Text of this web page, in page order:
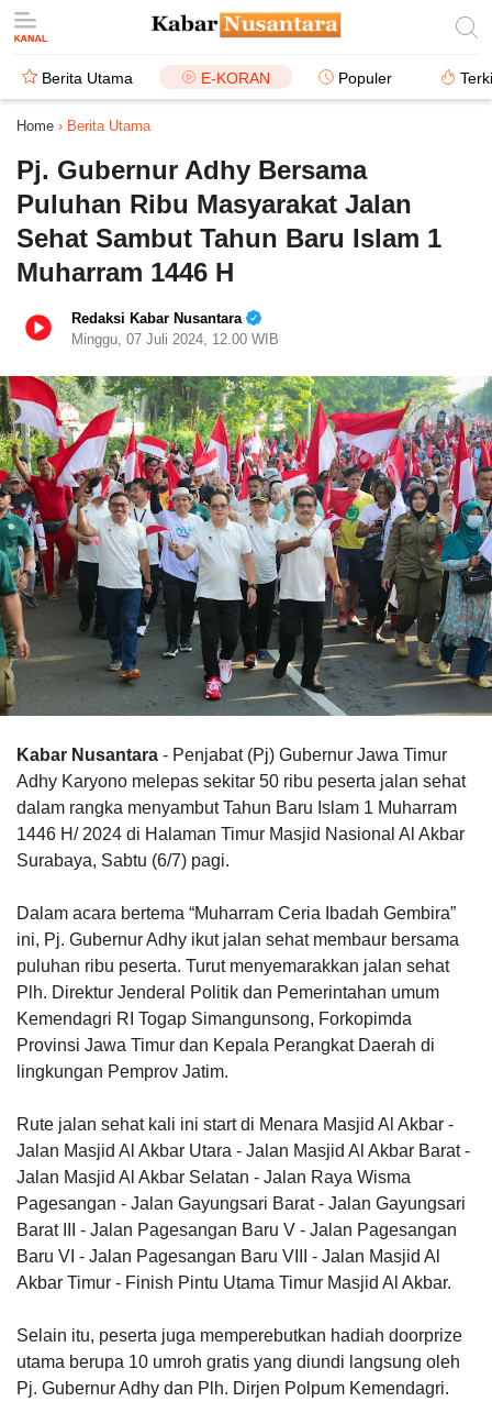
Berita Utama E-KORAN Populer
Home › Berita Utama
Pj. Gubernur Adhy Bersama
Puluhan Ribu Masyarakat Jalan
Sehat Sambut Tahun Baru Islam 1
Muharram 1446 H
Redaksi Kabar Nusantara
Minggu, 07 Juli 2024, 12.00 WIB
Kabar Nusantara - Penjabat (Pj) Gubernur Jawa Timur
Adhy Karyono melepas sekitar 50 ribu peserta jalan sehat
dalam rangka menyambut Tahun Baru Islam 1 Muharram
1446 H/ 2024 di Halaman Timur Masjid Nasional Al Akbar
Surabaya, Sabtu (6/7) pagi.
Dalam acara bertema “Muharram Ceria Ibadah Gembira”
ini, Pj. Gubernur Adhy ikut jalan sehat membaur bersama
puluhan ribu peserta. Turut menyemarakkan jalan sehat
Plh. Direktur Jenderal Politik dan Pemerintahan umum
Kemendagri RI Togap Simangunsong, Forkopimda
Provinsi Jawa Timur dan Kepala Perangkat Daerah di
lingkungan Pemprov Jatim.
Rute jalan sehat kali ini start di Menara Masjid Al Akbar -
Jalan Masjid Al Akbar Utara - Jalan Masjid Al Akbar Barat -
Jalan Masjid Al Akbar Selatan - Jalan Raya Wisma
Pagesangan - Jalan Gayungsari Barat - Jalan Gayungsari
Barat III - Jalan Pagesangan Baru V - Jalan Pagesangan
Baru VI - Jalan Pagesangan Baru VIII - Jalan Masjid Al
Akbar Timur - Finish Pintu Utama Timur Masjid Al Akbar.
Selain itu, peserta juga memperebutkan hadiah doorprize
utama berupa 10 umroh gratis yang diundi langsung oleh
Pj. Gubernur Adhy dan Plh. Dirjen Polpum Kemendagri.